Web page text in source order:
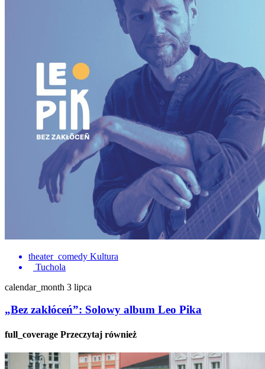
theater_comedy Kultura
Tuchola
calendar_month 3 lipca
„Bez zakłóceń”: Solowy album Leo Pika
full_coverage Przeczytaj również